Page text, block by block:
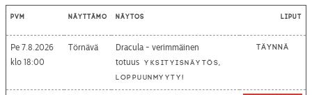
Pvm Näyttämö Näytös Liput
Pe 7.8.2026
18:00
Törnävä
Dracula - verimmäinen
totuus Yksityisnäytös,
loppuunmyyty!
Täynnä